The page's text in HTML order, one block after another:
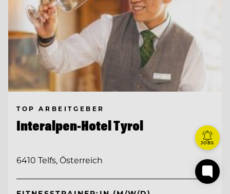
TOP ARBEITGEBER
Interalpen-Hotel Tyrol
6410 Telfs, Österreich
JOBS